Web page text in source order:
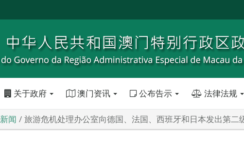
关于政府 澳门资讯 公布告示 法律法规
新闻 旅游危机处理办公室向德国、法国、西班牙和日本发出第二